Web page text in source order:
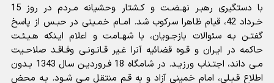
با دستگیرى رهبـر نهـضـت و کـشتار وحشیانه مـردم در روز 15
خـرداد 42، قیام ظاهرا سرکوب شد. امـام خمـینى در حبـس از پاسخ
گفتـن بـه سئوالات بازجـویان، با شهـامت و اعلام ایـنکه هـیـئـت
حاکمه در ایـران و قـوه قضائیه آنرا غـیر قـانـونـى وفـاقـد صلاحـیت
مـى داند، اجتـناب ورزیـد. در شامگاه 18 فـروردیـن سال 1343 بـدون
اطلاع قـبـلى، امام خمینى آزاد و به قـم منتقل مـى شـود. بـه محض